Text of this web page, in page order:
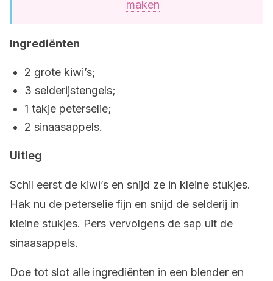
maken
Ingrediënten
2 grote kiwi’s;
3 selderijstengels;
1 takje peterselie;
2 sinaasappels.
Uitleg
Schil eerst de kiwi’s en snijd ze in kleine stukjes.
Hak nu de peterselie fijn en snijd de selderij in
kleine stukjes. Pers vervolgens de sap uit de
sinaasappels.
Doe tot slot alle ingrediënten in een blender en